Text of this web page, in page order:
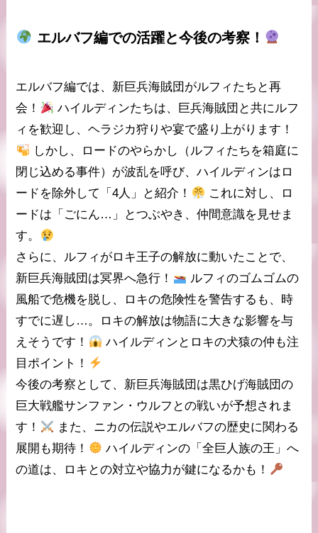
エルバフ編での活躍と今後の考察！
エルバフ編では、新巨兵海賊団がルフィ たちと再
会！
ハイルディンたちは、 巨兵海賊団 と共にルフ
ィを歓迎し、ヘラジカ狩りや宴で盛り上がります！
しかし、ロードのやらかし （ルフィたちを箱庭に
閉じ込める事件）が波乱を呼び、ハイルディンはロ
ードを除外して「4人」と紹介！
これに対し、ロ
ードは「ごにん…」とつぶやき、仲間意識を見せま
す。
さらに、ルフィがロキ王子の解放に動いたことで、
新巨兵海賊団は冥界へ急行！ ルフィのゴムゴムの
風船で危機を脱し、ロキの危険性を警告するも、時
すでに遅し…。ロキの解放は物語に大きな影響を与
えそうです！
ハイルディンとロキの犬猿の仲 も注
目ポイント！
今後の考察として、新巨兵海賊団は黒ひげ海賊団の
巨大戦艦サンファン・ウルフ との戦いが予想されま
す！
また、 ニカの伝説やエルバフの歴史に関わる
展開も期待！
ハイルディンの「全巨人族の王」へ
の道は、ロキとの対立や協力が鍵になるかも！